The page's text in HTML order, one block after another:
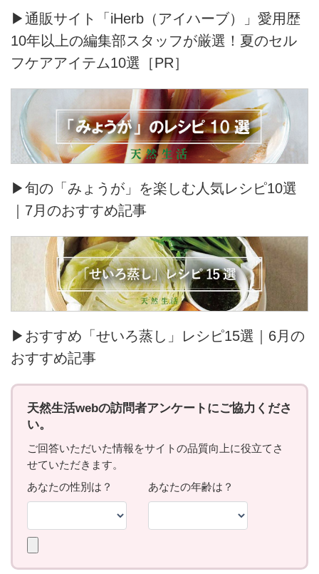
▶通販サイト「iHerb（アイハーブ）」愛用歴
10年以上の編集部スタッフが厳選！夏のセル
フケアアイテム10選［PR］
▶旬の「みょうが」を楽しむ人気レシピ10選
｜7月のおすすめ記事
▶おすすめ「せいろ蒸し」レシピ15選｜6月の
おすすめ記事